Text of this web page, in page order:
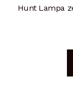
Hunt Lampa